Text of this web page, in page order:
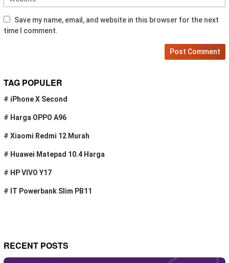
Save my name, email, and website in this browser for the next
time I comment.
TAG POPULER
# iPhone X Second
# Harga OPPO A96
# Xiaomi Redmi 12 Murah
# Huawei Matepad 10.4 Harga
# HP VIVO Y17
# IT Powerbank Slim PB11
RECENT POSTS